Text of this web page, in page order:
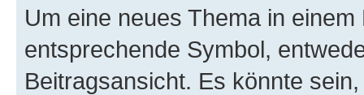
Um eine neues Thema in
entsprechende Symbol,
Beitragsansicht. Es könnte